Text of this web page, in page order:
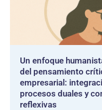
Un enfoque
del pensamiento
empresarial:
procesos duales y
reflexivas